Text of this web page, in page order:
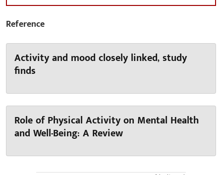
Reference
Activity and mood closely linked, study
finds
Role of Physical Activity on Mental Health
and Well-Being: A Review